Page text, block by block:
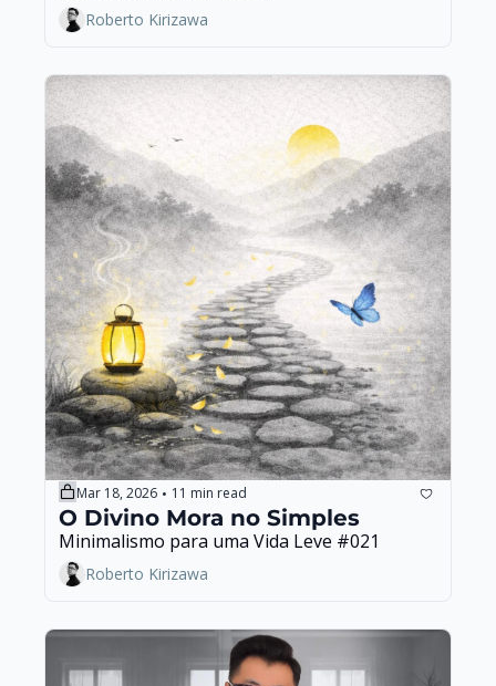
Roberto Kirizawa
Mar 18, 2026 • 11 min read
O Divino Mora no Simples
Minimalismo para uma Vida Leve #021
Roberto Kirizawa